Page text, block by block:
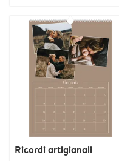
Ricordi artigianali